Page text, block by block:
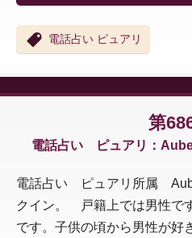
電話占い ピュアリ
第
電話占い ピュアリ：
電話占い ピュアリ所属
クイン。 戸籍上では男性で
です。子供の頃から男性が好